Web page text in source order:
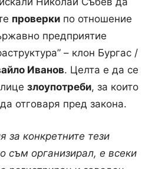
проверки по отношение
предприятие
– клон Бургас /
Иванов. Целта е да се
злоупотреби, за които
отговаря пред закона.
конкретните тези
съм организирал, е всеки